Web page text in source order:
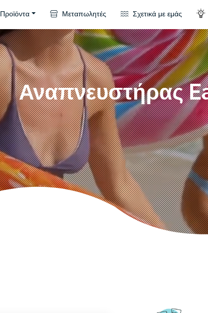
Προϊόντα Μεταπωλητές Σχετικά με εμάς
Αναπνευστήρας